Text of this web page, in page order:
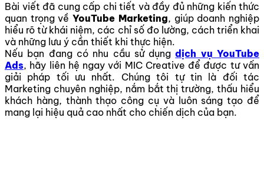
Bài viết đã cung cấp chi tiết và đầy đủ những kiến thức
quan trọng vềYouTube Marketing, giúp doanh nghiệp
hiểu rõ từ khái niệm, các chỉ số đo lường, cách triển khai
và những lưu ý cần thiết khi thực hiện.
Nếu bạn đang có nhu cầu sử dụngdịch vụ YouTube
Ads, hãy liên hệ ngay với MIC Creative để được tư vấn
giải pháp tối ưu nhất. Chúng tôi tự tin là đối tác
Marketing chuyên nghiệp, nắm bắt thị trường, thấu hiểu
khách hàng, thành thạo công cụ và luôn sáng tạo để
mang lại hiệu quả cao nhất cho chiến dịch của bạn.